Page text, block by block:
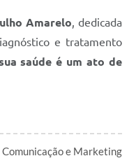
Amarelo , dedicada
e tratamento
saúde é um ato de
Comunicação e Marketing